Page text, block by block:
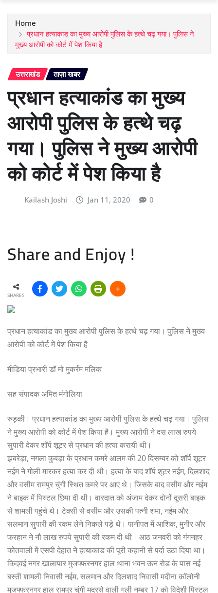
Home
प्रधान हत्याकांड का मुख्य आरोपी पुलिस के हत्थे चढ़ गया। पुलिस ने
मुख्य आरोपी को कोर्ट में पेश किया है
उत्तराखंड ताज़ा खबर
प्रधान हत्याकांड का मुख्य
आरोपी पुलिस के हत्थे चढ़
गया। पुलिस ने मुख्य आरोपी
को कोर्ट में पेश किया है
Kailash Joshi Jan 11, 2020 0
Share and Enjoy !
SHARES
प्रधान हत्याकांड का मुख्य आरोपी पुलिस के हत्थे चढ़ गया। पुलिस ने मुख्य
आरोपी को कोर्ट में पेश किया है
मीडिया प्रभारी डॉ मो मुकर्रम मलिक
सह संपादक अमित मंगोलिया
रुड़की। प्रधान हत्याकांड का मुख्य आरोपी पुलिस के हत्थे चढ़ गया। पुलिस
ने मुख्य आरोपी को कोर्ट में पेश किया है। मुख्य आरोपी ने दस लाख रुपये
सुपारी देकर शॉर्प शूटर से प्रधान की हत्या करायी थी।
झबरेड़ा, नगला कुबड़ा के प्रधान कमरे आलम की 20 दिसम्बर को शॉर्प शूटर
नईम ने गोली मारकर हत्या कर दी थी। हत्या के बाद शॉर्प शूटर नईम, दिलशाद
और वसीम रामपुर चुंगी स्थित कमरे पर आए थे। जिसके बाद वसीम और नईम
ने बाइक में पिस्टल छिपा दी थी। वारदात को अंजाम देकर दोनों दूसरी बाइक
से शामली पहुंचे थे। टेक्सी से वसीम और उसकी पत्नी शमा, नईम और
सलमान सुपारी की रकम लेने निकले पड़े थे। पानीपत में आशिक, मुनीर और
फरहान ने नौ लाख रुपये सुपारी की रकम दी थी। आठ जनवरी को गंगनहर
कोतवाली में एसपी देहात ने हत्याकांड की पूरी कहानी से पर्दा उठा दिया था।
किदवई नगर खालापार मुजफ्फरनगर हाल थाना भवन ऊन रोड के पास नई
बस्ती शामली निवासी नईम, सलमान और दिलशाद निवासी मदीना कॉलोनी
मुजफ्फरनगर हाल रामपुर चुंगी मदरसे वाली गली नम्बर 17 को विदेशी पिस्टल